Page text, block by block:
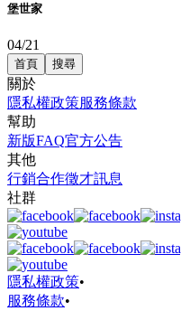
堡世家
04/21
首頁 搜尋
關於
隱私權政策服務條款
幫助
新版FAQ官方公告
其他
行銷合作徵才訊息
社群
隱私權政策•
服務條款•